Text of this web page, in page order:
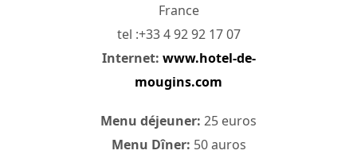
France
tel :+33 4 92 92 17 07
Internet: www.hotel-de-
mougins.com
Menu déjeuner: 25 euros
Menu Dîner: 50 auros